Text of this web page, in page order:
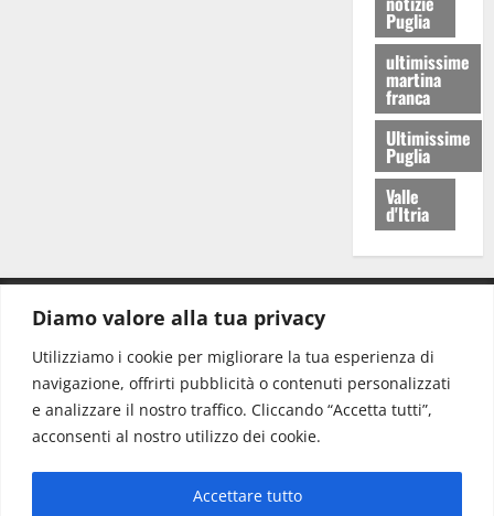
Diamo valore alla tua privacy
Utilizziamo i cookie per migliorare la tua esperienza di
navigazione, offrirti pubblicità o contenuti personalizzati
e analizzare il nostro traffico. Cliccando “Accetta tutti”,
acconsenti al nostro utilizzo dei cookie.
Accettare tutto
Puglia
ultimissime
martina
franca
Ultimissime
Puglia
Valle
d'Itria
Redazione: redazione@www.martinasera.it
Direttore:direttore@www.martinasera.it
Info & Commerciale:info@www.martinasera.it